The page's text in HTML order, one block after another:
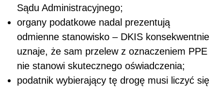
Sądu Administracyjnego;
organy podatkowe nadal prezentują
odmienne stanowisko – DKIS konsekwentnie
uznaje, że sam przelew z oznaczeniem PPE
nie stanowi skutecznego oświadczenia;
podatnik wybierający tę drogę musi liczyć się